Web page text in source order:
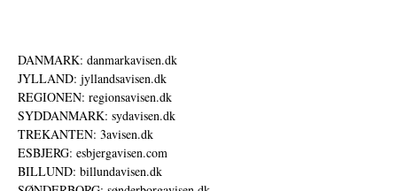
DANMARK: danmarkavisen.dk
JYLLAND: jyllandsavisen.dk
REGIONEN: regionsavisen.dk
SYDDANMARK: sydavisen.dk
TREKANTEN: 3avisen.dk
ESBJERG: esbjergavisen.com
BILLUND: billundavisen.dk